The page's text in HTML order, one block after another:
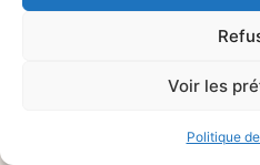
Voir les
Politique